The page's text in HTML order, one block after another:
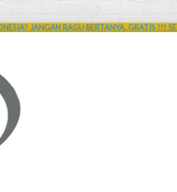
JANGAN RAGU BERTANYA. GRATIS !!!